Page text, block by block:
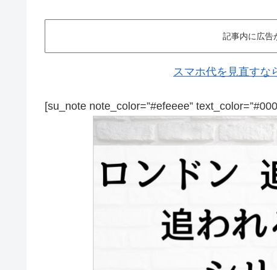
記事内に広告
スマホ代を見直すな
[su_note note_color=”#efeeee”